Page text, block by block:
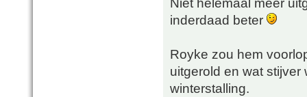
Niet helemaal meer
inderdaad beter
Royke zou hem
uitgerold en wat
winterstalling.